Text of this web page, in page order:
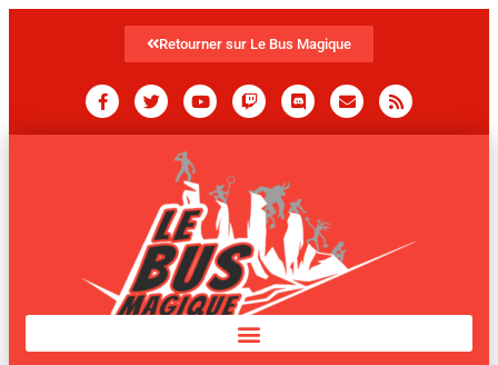
Retourner sur Le Bus Magique